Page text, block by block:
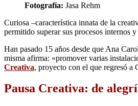
Fotografía: Jasa Rehm
Curiosa –característica innata de la
permitido superar sus procesos internos
Han pasado 15 años desde que Ana
misma afirma: «promover varias
Creativa, proyecto con el que regresó a
Pausa Creativa: de